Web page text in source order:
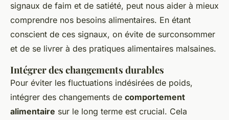
signaux de faim et de satiété, peut nous aider à mieux
comprendre nos besoins alimentaires. En étant
conscient de ces signaux, on évite de surconsommer
et de se livrer à des pratiques alimentaires malsaines.
Intégrer des changements durables
Pour éviter les fluctuations indésirées de poids,
intégrer des changements de comportement
alimentaire sur le long terme est crucial. Cela